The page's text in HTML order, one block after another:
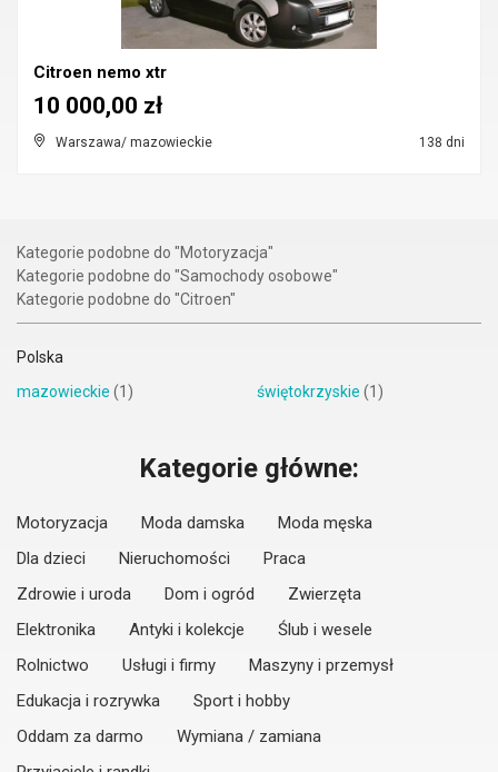
Citroen nemo xtr
Warszawa/ mazowieckie 138 dni
10 000,00 zł
Kategorie podobne do "Motoryzacja"
Kategorie podobne do "Samochody osobowe"
Kategorie podobne do "Citroen"
Polska
mazowieckie (1) świętokrzyskie (1)
Kategorie główne:
Motoryzacja Moda damska
Moda męska
Dla dzieci
Nieruchomości
Praca
Zdrowie i uroda
Dom i ogród
Zwierzęta
Elektronika
Antyki i kolekcje
Ślub i wesele
Rolnictwo
Usługi i firmy
Maszyny i przemysł
Edukacja i rozrywka
Sport i hobby
Oddam za darmo
Wymiana / zamiana